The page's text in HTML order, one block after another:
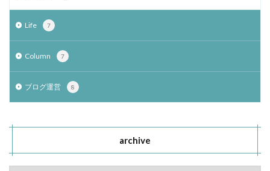
Life 7
Column 7
ブログ運営 8
archive